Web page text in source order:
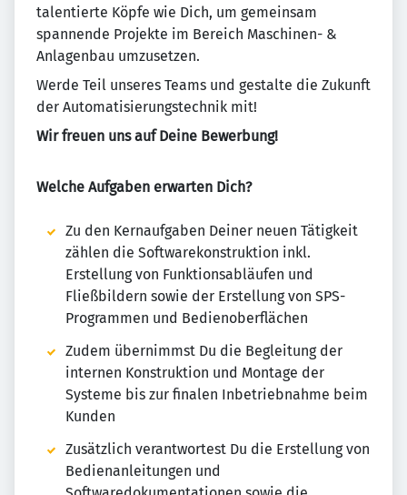
talentierte Köpfe wie Dich, um gemeinsam
spannende Projekte im Bereich Maschinen- &
Anlagenbau umzusetzen.
Werde Teil unseres Teams und gestalte die Zukunft
der Automatisierungstechnik mit!
Wir freuen uns auf Deine Bewerbung!
Welche Aufgaben erwarten Dich?
Zu den Kernaufgaben Deiner neuen Tätigkeit
zählen die Softwarekonstruktion inkl.
Erstellung von Funktionsabläufen und
Fließbildern sowie der Erstellung von SPS-
Programmen und Bedienoberflächen
Zudem übernimmst Du die Begleitung der
internen Konstruktion und Montage der
Systeme bis zur finalen Inbetriebnahme beim
Kunden
Zusätzlich verantwortest Du die Erstellung von
Bedienanleitungen und